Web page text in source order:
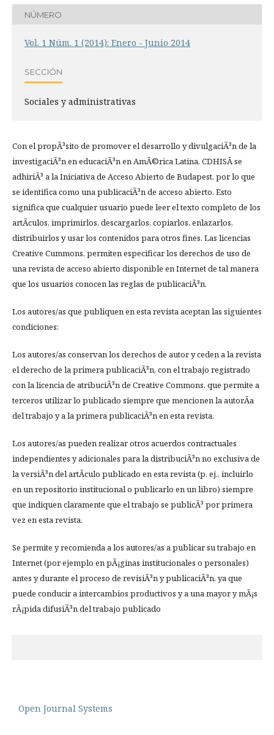
NÚMERO
Vol. 1 Núm. 1 (2014): Enero - Junio 2014
SECCIÓN
Sociales y administrativas
Con el propÃ³sito de promover el desarrollo y divulgaciÃ³n de la
investigaciÃ³n en educaciÃ³n en AmÃ©rica Latina, CDHISÂ se
adhiriÃ³ a la Iniciativa de Acceso Abierto de Budapest, por lo que
se identifica como una publicaciÃ³n de acceso abierto. Esto
significa que cualquier usuario puede leer el texto completo de los
artÃ­culos, imprimirlos, descargarlos, copiarlos, enlazarlos,
distribuirlos y usar los contenidos para otros fines. Las licencias
Creative Cummons, permiten especificar los derechos de uso de
una revista de acceso abierto disponible en Internet de tal manera
que los usuarios conocen las reglas de publicaciÃ³n.
Los autores/as que publiquen en esta revista aceptan las siguientes
condiciones:
Los autores/as conservan los derechos de autor y ceden a la revista
el derecho de la primera publicaciÃ³n, con el trabajo registrado
con la licencia de atribuciÃ³n de Creative Commons, que permite a
terceros utilizar lo publicado siempre que mencionen la autorÃ­a
del trabajo y a la primera publicaciÃ³n en esta revista.
Los autores/as pueden realizar otros acuerdos contractuales
independientes y adicionales para la distribuciÃ³n no exclusiva de
la versiÃ³n del artÃ­culo publicado en esta revista (p. ej., incluirlo
en un repositorio institucional o publicarlo en un libro) siempre
que indiquen claramente que el trabajo se publicÃ³ por primera
vez en esta revista.
Se permite y recomienda a los autores/as a publicar su trabajo en
Internet (por ejemplo en pÃ¡ginas institucionales o personales)
antes y durante el proceso de revisiÃ³n y publicaciÃ³n, ya que
puede conducir a intercambios productivos y a una mayor y mÃ¡s
rÃ¡pida difusiÃ³n del trabajo publicado
Open Journal Systems